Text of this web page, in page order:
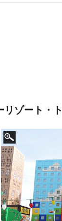
リゾート・